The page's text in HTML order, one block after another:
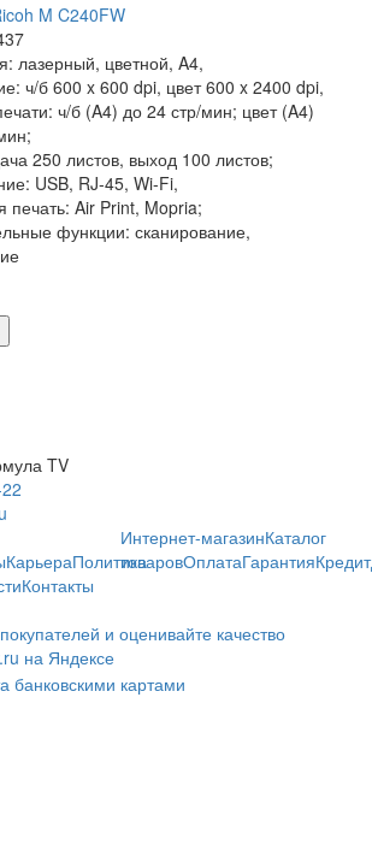
M C240FW
лазерный, цветной, A4,
ч/б 600 x 600 dpi, цвет 600 x 2400 dpi,
ч/б (A4) до 24 стр/мин; цвет (A4)
250 листов, выход 100 листов;
USB, RJ-45, Wi-Fi,
печать: Air Print, Mopria;
функции: сканирование,
TV
КарьераПолитика
Контакты
Интернет-магазинКаталог
товаровОплатаГарантияКредит